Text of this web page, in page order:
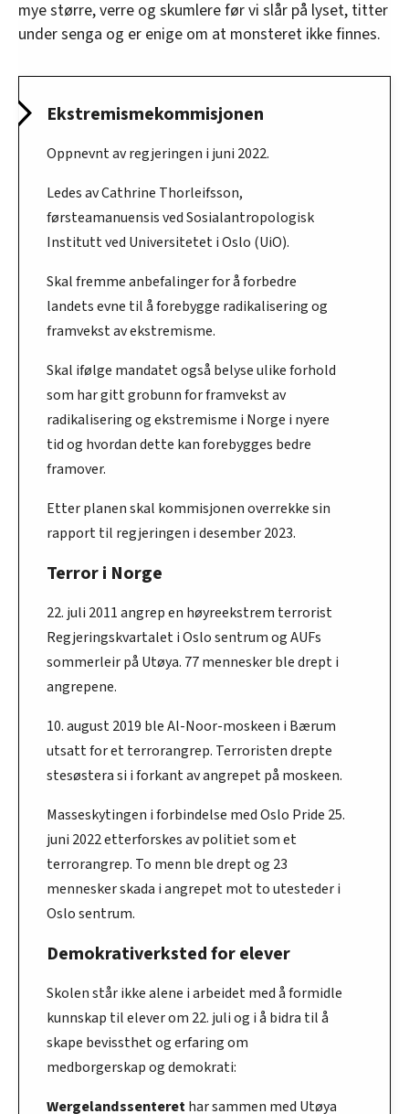
mye større, verre og skumlere før vi slår på lyset, titter
under senga og er enige om at monsteret ikke finnes.
Ekstremismekommisjonen
Oppnevnt av regjeringen i juni 2022.
Ledes av Cathrine Thorleifsson,
førsteamanuensis ved Sosial­antropologisk
Institutt ved Universitetet i Oslo (UiO).
Skal fremme anbefalinger for å forbedre
landets evne til å forebygge radikalisering og
framvekst av ekstremisme.
Skal ifølge mandatet også belyse ulike forhold
som har gitt grobunn for framvekst av
radikalisering og ekstremisme i Norge i nyere
tid og hvordan dette kan forebygges bedre
framover.
Etter planen skal kommisjonen overrekke sin
rapport til regjeringen i desember 2023.
Terror i Norge
22. juli 2011 angrep en ­høyreekstrem terrorist
Regjeringskvartalet i Oslo sentrum og AUFs
sommerleir på Utøya. 77 mennesker ble drept i
angrepene.
10. august 2019 ble Al-Noor-moskeen i Bærum
utsatt for et terrorangrep. Terroristen drepte
stesøstera si i forkant av angrepet på moskeen.
Masseskytingen i forbindelse med Oslo Pride 25.
juni 2022 etterforskes av politiet som et
terrorangrep. To menn ble drept og 23
mennesker skada i angrepet mot to utesteder i
Oslo ­sentrum.
Demokrativerksted for elever
Skolen står ikke alene i arbeidet med å formidle
kunnskap til elever om 22. juli og i å bidra til å
skape bevissthet og erfaring om
medborgerskap og demokrati:
Wergelandssenterethar sammen med Utøya